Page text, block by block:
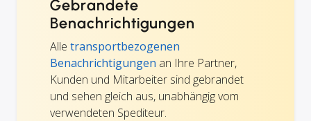
Gebrandete
Benachrichtigungen
Alle transportbezogenen
Benachrichtigungen an Ihre Partner,
Kunden und Mitarbeiter sind gebrandet
und sehen gleich aus, unabhängig vom
verwendeten Spediteur.